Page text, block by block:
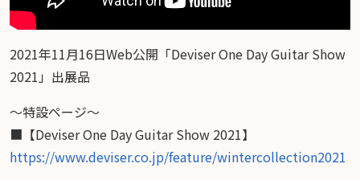
2021年11月16日Web公開「Deviser One Day Guitar Show
2021」出展品
〜特設ページ〜
■【Deviser One Day Guitar Show 2021】
https://www.deviser.co.jp/feature/wintercollection2021